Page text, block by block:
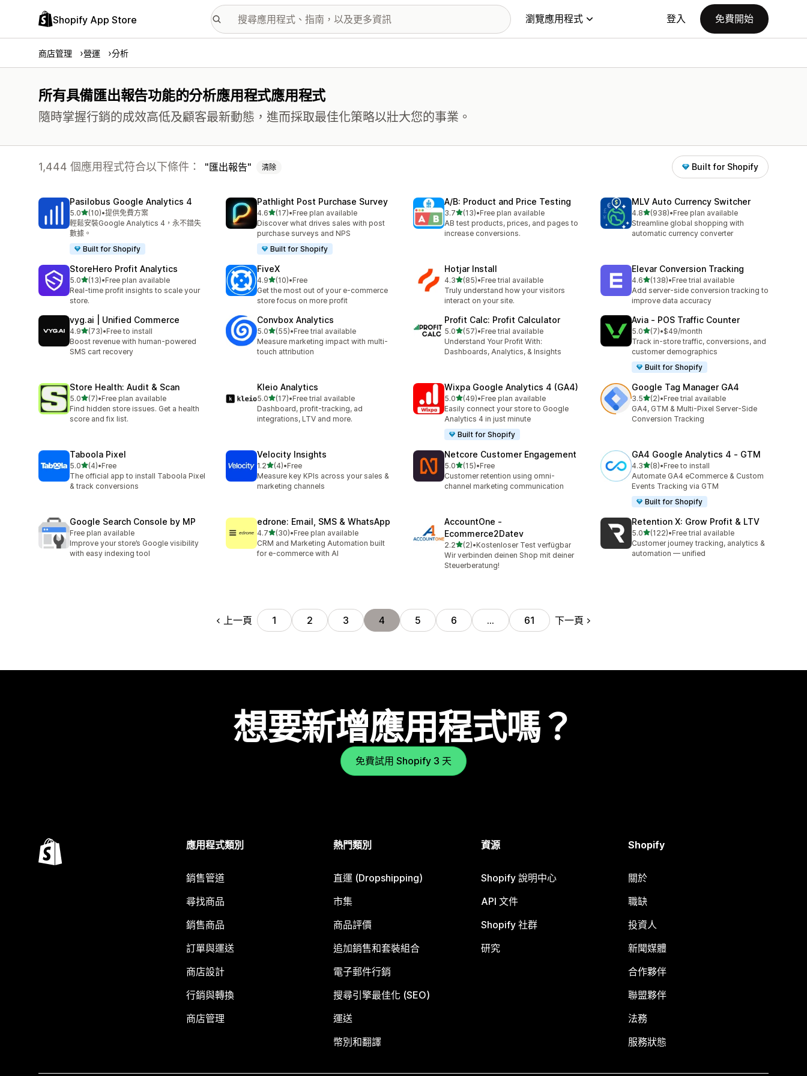
Shopify App Store 瀏覽應用程式 登入 免費開始
商店管理 營運 分析
所有具備匯出報告功能的分析應用程式應用程式
隨時掌握行銷的成效高低及顧客最新動態，進而採取最佳化策略以壯大您的事業。
1,444 個應用程式符合以下條件： 匯出報告 清除 Built for Shopify
Pasilobus Google Analytics 4
5.0滿分 5 顆星
(10)
共有 10 則評價
•提供免費方案
輕鬆安裝Google Analytics 4，永不錯失
數據。
Built for Shopify
Pathlight Post Purchase Survey
4.6滿分 5 顆星
(17)
共有 17 則評價
•Free plan available
Discover what drives sales with post
purchase surveys and NPS
Built for Shopify
A/B: Product and Price Testing
3.7滿分 5 顆星
(13)
共有 13 則評價
•Free plan available
AB test products, prices, and pages to
increase conversions.
MLV Auto Currency Switcher
4.8滿分 5 顆星
(938)
共有 938 則評價
•Free plan available
Streamline global shopping with
automatic currency converter
StoreHero Profit Analytics
5.0滿分 5 顆星
(13)
共有 13 則評價
•Free plan available
Real-time profit insights to scale your
store.
FiveX
4.9滿分 5 顆星
(10)
共有 10 則評價
•Free
Get the most out of your e-commerce
store focus on more profit
Hotjar Install
4.3滿分 5 顆星
(85)
共有 85 則評價
•Free trial available
Truly understand how your visitors
interact on your site.
Elevar Conversion Tracking
4.6滿分 5 顆星
(138)
共有 138 則評價
•Free trial available
Add server-side conversion tracking to
improve data accuracy
vyg.ai | Unified Commerce
4.9滿分 5 顆星
(73)
共有 73 則評價
•Free to install
Boost revenue with human-powered
SMS cart recovery
Convbox Analytics
5.0滿分 5 顆星
(55)
共有 55 則評價
•Free trial available
Measure marketing impact with multi-
touch attribution
Profit Calc: Profit Calculator
5.0滿分 5 顆星
(57)
共有 57 則評價
•Free trial available
Understand Your Profit With:
Dashboards, Analytics, & Insights
Avia ‑ POS Traffic Counter
5.0滿分 5 顆星
(7)
共有 7 則評價
•$49/month
Track in-store traffic, conversions, and
customer demographics
Built for Shopify
Store Health: Audit & Scan
5.0滿分 5 顆星
(7)
共有 7 則評價
•Free plan available
Find hidden store issues. Get a health
score and fix list.
Kleio Analytics
5.0滿分 5 顆星
(17)
共有 17 則評價
•Free trial available
Dashboard, profit-tracking, ad
integrations, LTV and more.
Wixpa Google Analytics 4 (GA4)
5.0滿分 5 顆星
(49)
共有 49 則評價
•Free plan available
Easily connect your store to Google
Analytics 4 in just minute
Built for Shopify
Google Tag Manager GA4
3.5滿分 5 顆星
(2)
共有 2 則評價
•Free trial available
GA4, GTM & Multi-Pixel Server-Side
Conversion Tracking
Taboola Pixel
5.0滿分 5 顆星
(4)
共有 4 則評價
•Free
The official app to install Taboola Pixel
& track conversions
Velocity Insights
1.2滿分 5 顆星
(4)
共有 4 則評價
•Free
Measure key KPIs across your sales &
marketing channels
Netcore Customer Engagement
5.0滿分 5 顆星
(15)
共有 15 則評價
•Free
Customer retention using omni-
channel marketing communication
GA4 Google Analytics 4 ‑ GTM
4.3滿分 5 顆星
(8)
共有 8 則評價
•Free to install
Automate GA4 eCommerce & Custom
Events Tracking via GTM
Built for Shopify
Google Search Console by MP
Free plan available
Improve your store’s Google visibility
with easy indexing tool
edrone: Email, SMS & WhatsApp
4.7滿分 5 顆星
(30)
共有 30 則評價
•Free plan available
CRM and Marketing Automation built
for e-commerce with AI
AccountOne ‑
Ecommerce2Datev
2.2滿分 5 顆星
(2)
共有 2 則評價
•Kostenloser Test verfügbar
Wir verbinden deinen Shop mit deiner
Steuerberatung!
Retention X: Grow Profit & LTV
5.0滿分 5 顆星
(122)
共有 122 則評價
•Free trial available
Customer journey tracking, analytics &
automation — unified
上一頁 1 2 3 4 5 6 … 61 下一頁
想要新增應用程式嗎？
免費試用 Shopify 3 天
應用程式類別
銷售管道
尋找商品
銷售商品
訂單與運送
商店設計
行銷與轉換
商店管理
熱門類別
直運 (Dropshipping)
市集
商品評價
追加銷售和套裝組合
電子郵件行銷
搜尋引擎最佳化 (SEO)
運送
幣別和翻譯
資源
Shopify 說明中心
API 文件
Shopify 社群
研究
Shopify
關於
職缺
投資人
新聞媒體
合作夥伴
聯盟夥伴
法務
服務狀態